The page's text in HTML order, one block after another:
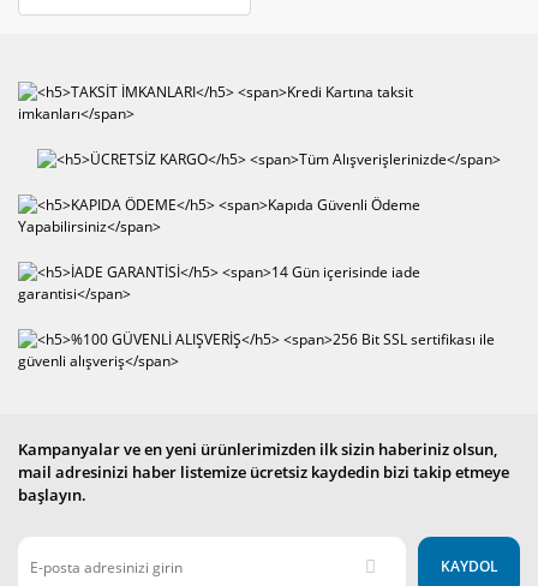
Kampanyalar ve en yeni ürünlerimizden ilk sizin haberiniz olsun,
mail adresinizi haber listemize ücretsiz kaydedin bizi takip etmeye
başlayın.
KAYDOL